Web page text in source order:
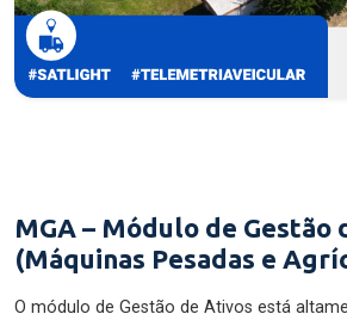
MGA – Módulo de Gestão
(Máquinas Pesadas e
O módulo de Gestão de Ativos está